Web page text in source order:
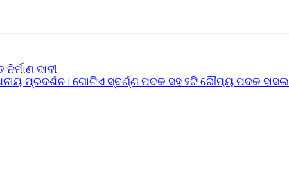
ଦାବୀ
ପ୍ରଦର୍ଶନ। ଗୋଟିଏ ସ୍ବର୍ଣ୍ଣ ପଦକ ସହ ୨ଟି ରୌପ୍ୟ ପଦକ ହାସଲ